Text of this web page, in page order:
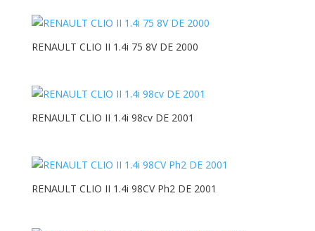
RENAULT CLIO II 1.4i 75 8V DE 2000
RENAULT CLIO II 1.4i 98cv DE 2001
RENAULT CLIO II 1.4i 98CV Ph2 DE 2001